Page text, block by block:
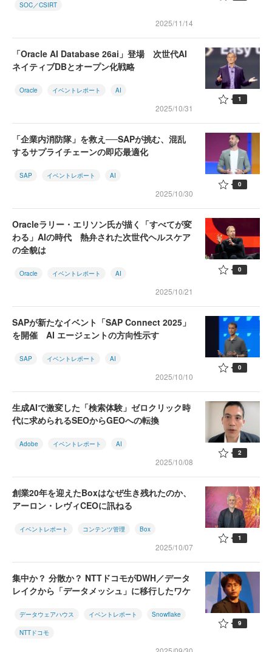
SOC／CSIRT
2025/11/14
「Oracle AI Database 26ai」登場 次世代AI
ネイティブDBとオープン化戦略
Oracle イベントレポート AI
2025/10/31
1
「企業内消防隊」を救え──SAPが挑む、混乱
するサプライチェーンの即応最適化
SAP イベントレポート AI
2025/10/30
0
Oracleラリー・エリソン氏が描く「すべてが変
わる」AIの時代 熱弁された次世代ヘルスケア
の全貌は
Oracle イベントレポート AI
2025/10/21
0
SAPが新たなイベント「SAP Connect 2025」
を開催 AI エージェントの方向性示す
SAP イベントレポート AI
2025/10/10
0
生成AIで激変した「検索体験」ゼロクリック時
代に求められるSEOからGEOへの転換
Adobe イベントレポート AI
2025/10/08
2
創業20年を迎えたBoxはなぜ生き残れたのか、
アーロン・レヴィCEOに訊ねる
イベントレポート コンテンツ管理 Box
2025/10/07
1
集中か？ 分散か？ NTTドコモがDWH／データ
レイクから「データメッシュ」に移行したワケ
データウェアハウス イベントレポート Snowflake
NTTドコモ
9